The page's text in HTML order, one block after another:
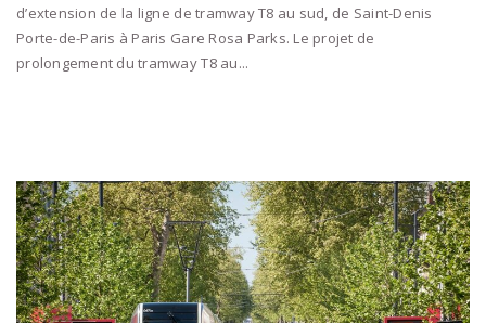
d’extension de la ligne de tramway T8 au sud, de Saint-Denis
Porte-de-Paris à Paris Gare Rosa Parks. Le projet de
prolongement du tramway T8 au...